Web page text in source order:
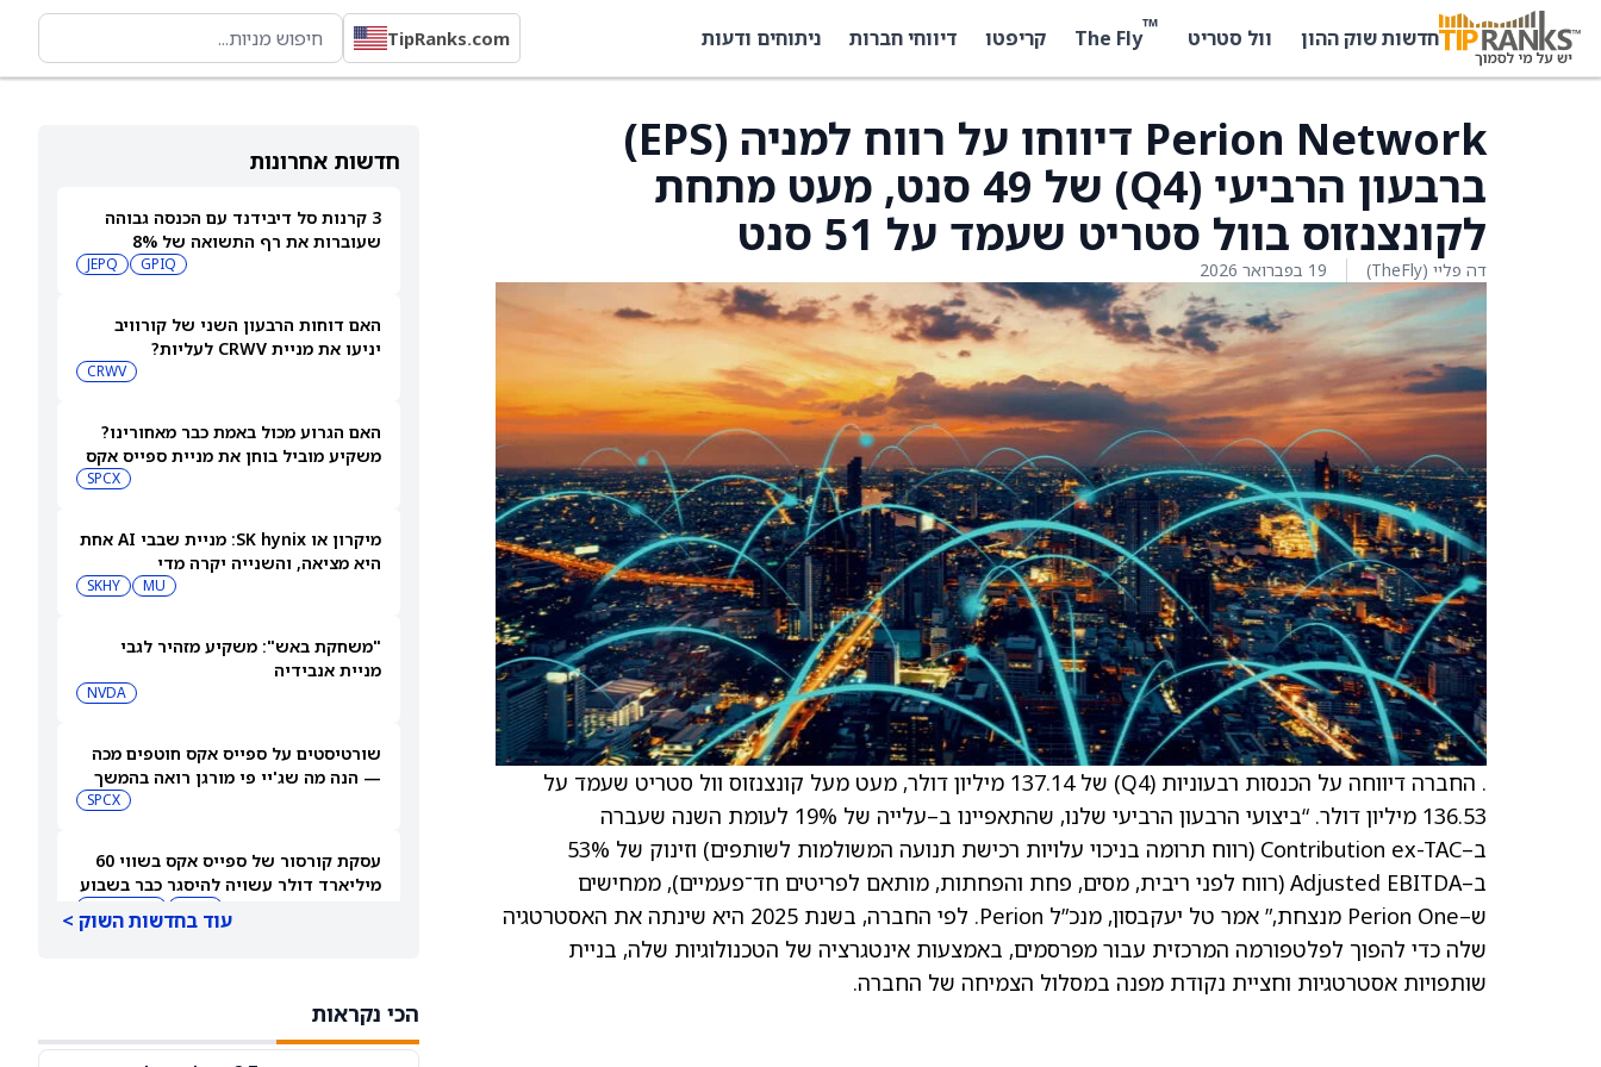
חדשות שוק ההון וול סטריט ™
The Fly קריפטו דיווחי חברות ניתוחים ודעות TipRanks.com
חדשות אחרונות
3 קרנות סל דיבידנד עם הכנסה גבוהה
שעוברות את רף התשואה של 8%
GPIQ
JEPQ
האם דוחות הרבעון השני של קורוויב
יניעו את מניית CRWV לעליות?
CRWV
האם הגרוע מכול באמת כבר מאחורינו?
משקיע מוביל בוחן את מניית ספייס אקס
SPCX
מיקרון או SK hynix: מניית שבבי AI אחת
היא מציאה, והשנייה יקרה מדי
MU
SKHY
"משחקת באש": משקיע מזהיר לגבי
מניית אנבידיה
NVDA
שורטיסטים על ספייס אקס חוטפים מכה
— הנה מה שג'יי פי מורגן רואה בהמשך
SPCX
עסקת קורסור של ספייס אקס בשווי 60
מיליארד דולר עשויה להיסגר כבר בשבוע
לטסלה
עוד בחדשות השוק >
הכי נקראות
Perion Network דיווחו על רווח למניה (EPS)
ברבעון הרביעי (Q4) של 49 סנט, מעט מתחת
לקונצנזוס בוול סטריט שעמד על 51 סנט
דה פליי (TheFly) 19 בפברואר 2026
. החברה דיווחה על הכנסות רבעוניות (Q4) של 137.14 מיליון דולר, מעט מעל קונצנזוס וול סטריט שעמד על
136.53 מיליון דולר. “ביצועי הרבעון הרביעי שלנו, שהתאפיינו ב–עלייה של 19% לעומת השנה שעברה
ב–Contribution ex-TAC (רווח תרומה בניכוי עלויות רכישת תנועה המשולמות לשותפים) וזינוק של 53%
ב–Adjusted EBITDA (רווח לפני ריבית, מסים, פחת והפחתות, מותאם לפריטים חד־פעמיים), ממחישים
ש–Perion One מנצחת,” אמר טל יעקבסון, מנכ”ל Perion. לפי החברה, בשנת 2025 היא שינתה את האסטרטגיה
שלה כדי להפוך לפלטפורמה המרכזית עבור מפרסמים, באמצעות אינטגרציה של הטכנולוגיות שלה, בניית
שותפויות אסטרטגיות וחציית נקודת מפנה במסלול הצמיחה של החברה.